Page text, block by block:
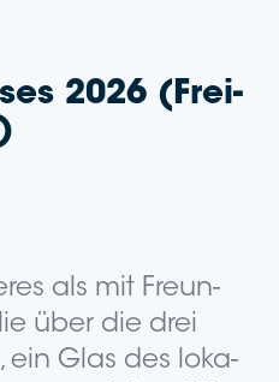
2026 (Frei­
als mit Freun­
über die drei
ein Glas des loka­